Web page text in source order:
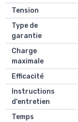
Tension
Type de
garantie
Charge
maximale
Efficacité
Instructions
d'entretien
Temps